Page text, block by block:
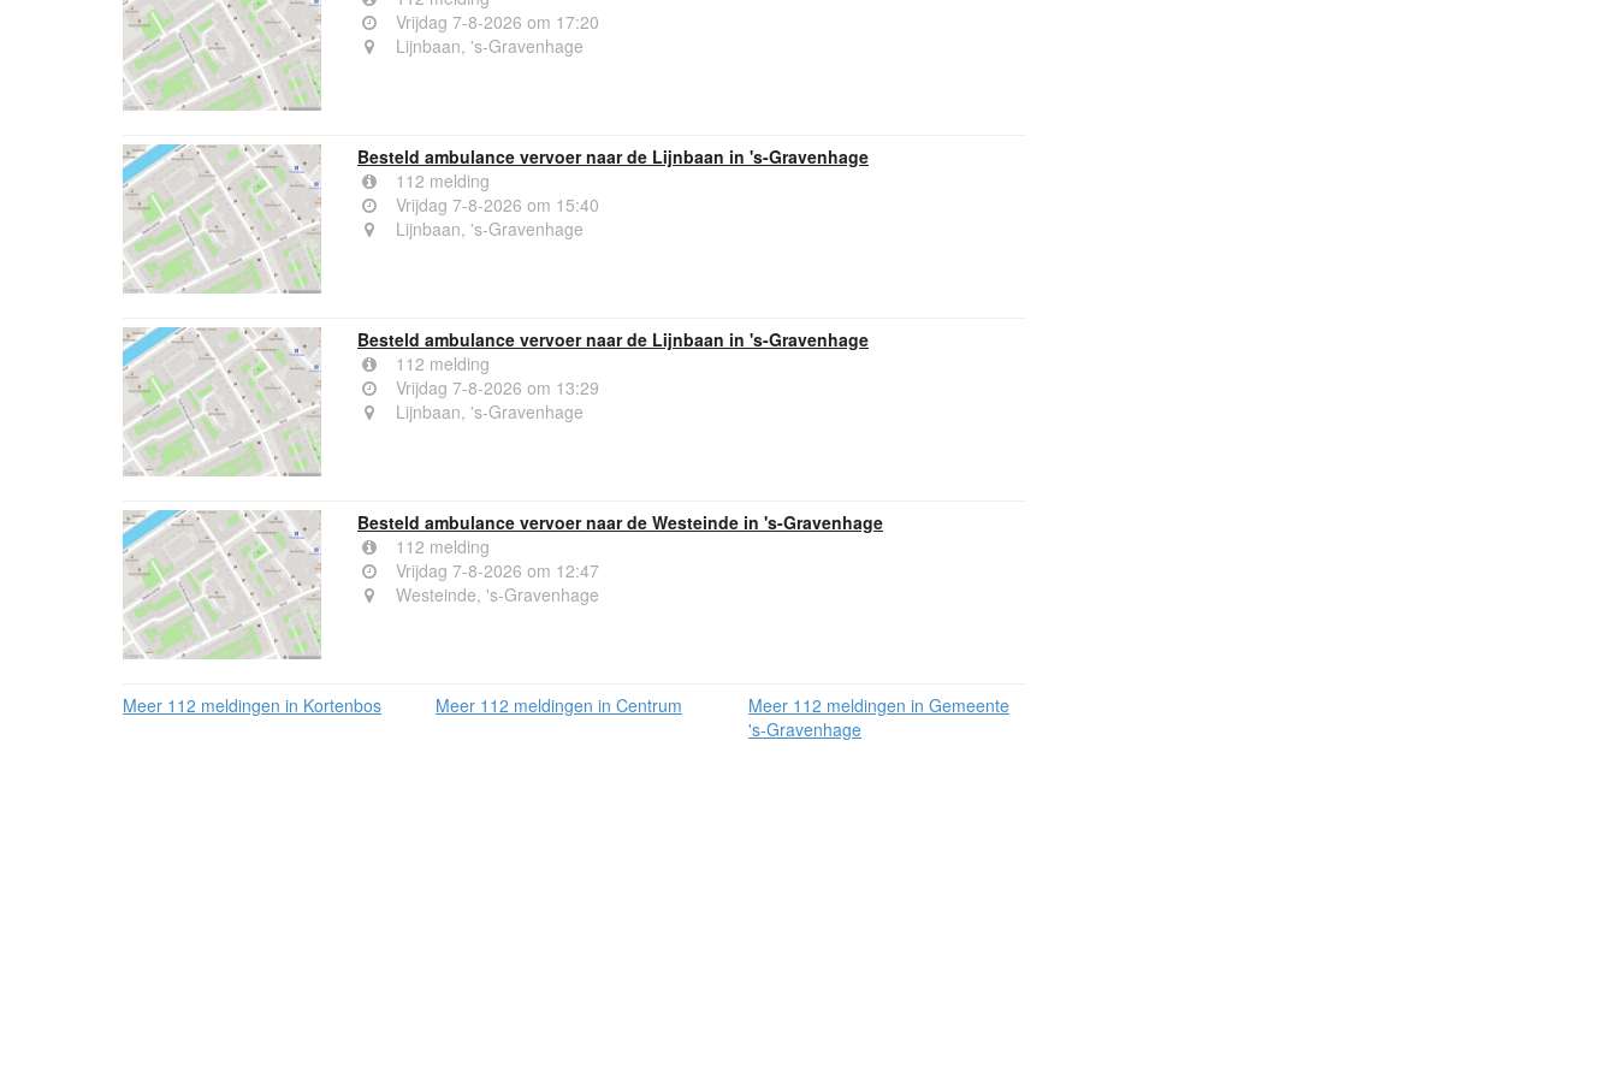
Vrijdag 7-8-2026 om 17:20
Lijnbaan, 's-Gravenhage
Besteld ambulance vervoer naar de Lijnbaan in 's-Gravenhage
112 melding
Vrijdag 7-8-2026 om 15:40
Lijnbaan, 's-Gravenhage
Besteld ambulance vervoer naar de Lijnbaan in 's-Gravenhage
112 melding
Vrijdag 7-8-2026 om 13:29
Lijnbaan, 's-Gravenhage
Besteld ambulance vervoer naar de Westeinde in 's-Gravenhage
112 melding
Vrijdag 7-8-2026 om 12:47
Westeinde, 's-Gravenhage
Meer 112 meldingen in Kortenbos Meer 112 meldingen in Centrum
Meer 112 meldingen in Gemeente
's-Gravenhage